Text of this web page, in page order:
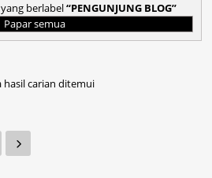
berlabel PENGUNJUNG BLOG
Papar semua
hasil carian ditemui